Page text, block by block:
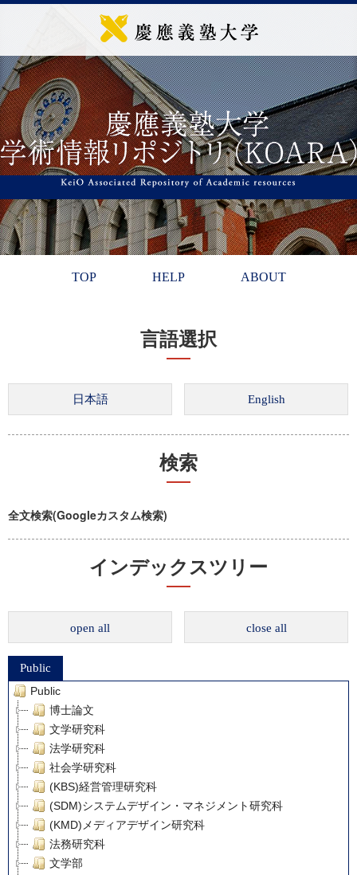
TOP HELP ABOUT
言語選択
検索
全文検索(Googleカスタム検索)
インデックスツリー
open all close all
Public
Public
博士論文
文学研究科
法学研究科
社会学研究科
(KBS)経営管理研究科
(SDM)システムデザイン・マネジメント研究科
(KMD)メディアデザイン研究科
法務研究科
文学部